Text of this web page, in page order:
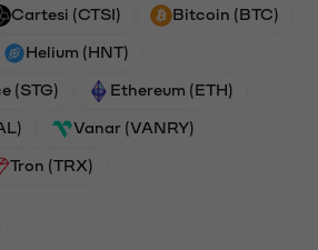
Cartesi (CTSI) Bitcoin (BTC)
Helium (HNT)
(STG) Ethereum (ETH)
Vanar (VANRY)
Tron (TRX)